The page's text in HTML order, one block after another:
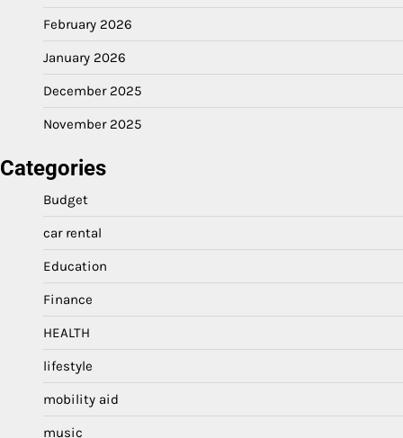
February 2026
January 2026
December 2025
November 2025
Categories
Budget
car rental
Education
Finance
HEALTH
lifestyle
mobility aid
music